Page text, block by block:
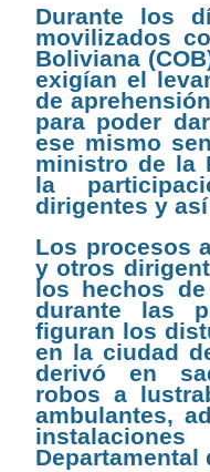
Durante los
movilizados
Boliviana
exigían el
de
para poder
ese mismo
ministro de la
la
dirigentes y
Los procesos
y otros
los hechos
durante las
figuran los
en la ciudad
derivó en
robos a
ambulantes,
Departamental